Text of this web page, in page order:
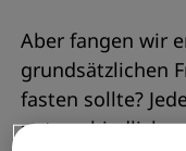
Aber fangen wir
grundsätzlichen
fasten sollte?
unterschiedlich